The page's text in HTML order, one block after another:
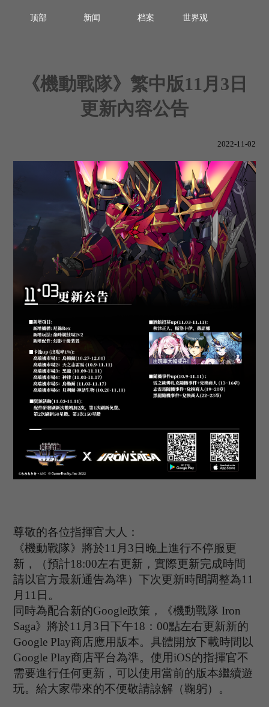
顶部 新闻 档案 世界观
《機動戰隊》繁中版11月3日
更新內容公告
2022-11-02
尊敬的各位指揮官大人：
《機動戰隊》將於11 月 3 日晚上進行不停服更
新，（預計1 8:00左右更新，實際更新完成時間
請以官方最新通告為準）下次更新時間調整為1 1
月 1 1 日。
同時為配合新的Google政策，《機動戰隊 Iron
Saga》將於1 1 月 3 日下午1 8 ：00點左右更新新的
Google Play商店應用版本。具體開放下載時間以
Google Play商店平台為準。使用iOS的指揮官不
需要進行任何更新，可以使用當前的版本繼續遊
玩。給大家帶來的不便敬請諒解（鞠躬）。